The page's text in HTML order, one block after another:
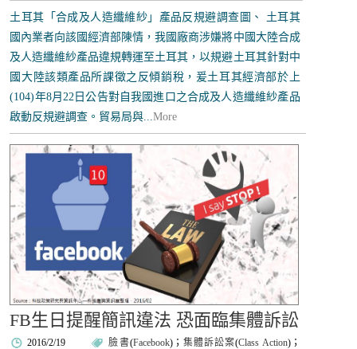
土耳其「合成及人造纖維紗」產品反規避調查圖、 土耳其
國內業者向該國經濟部陳情，我國廠商涉嫌將中國大陸合成
及人造纖維紗產品違規轉運至土耳其，以規避土耳其針對中
國大陸該類產品所課徵之反傾銷稅，爰土耳其經濟部於上
(104)年8月22日公告對自我國進口之合成及人造纖維紗產品
啟動反規避調查。貿易局與...More
FB生日提醒簡訊違法 恐面臨集體訴訟
2016/2/19 臉書(Facebook)； 集體訴訟案(Class Action)；